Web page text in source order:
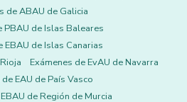
de ABAU de Galicia
PBAU de Islas Baleares
EBAU de Islas Canarias
Exámenes de EvAU de Navarra
EAU de País Vasco
de Región de Murcia